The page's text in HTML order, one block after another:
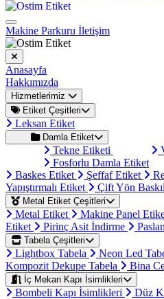
Makine Parkuru İletişim
Anasayfa
Hakkımızda
Hizmetlerimiz
Etiket Çeşitleri
Leksan Etiket
Damla Etiket
Tekne Etiketi
Fosforlu Damla Etiket
Baskes Etiket
Şeffaf Etiket
Yapıştırmalı Etiket
Çift Yön
Metal Etiket Çeşitleri
Metal Etiket Makine Panel
Etiket
Pirinç Asit İndirme
Tabela Çeşitleri
Lightbox Tabela Neon Led
Kompozit Dekupe Tabela
Bina
İç Mekan Kapı İsimlikleri
Bombeli Kapı İsimlikleri Düz